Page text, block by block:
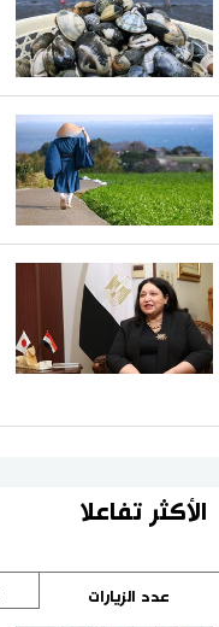
الأكثر تفاعلا
عدد الزيارات